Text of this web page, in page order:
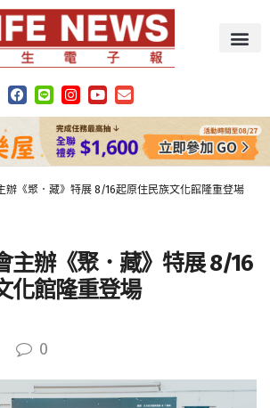
辦《聚．藏》特展 8/16起原住民族文化館隆重登場
主辦《聚．藏》特展 8/16
化館隆重登場
0